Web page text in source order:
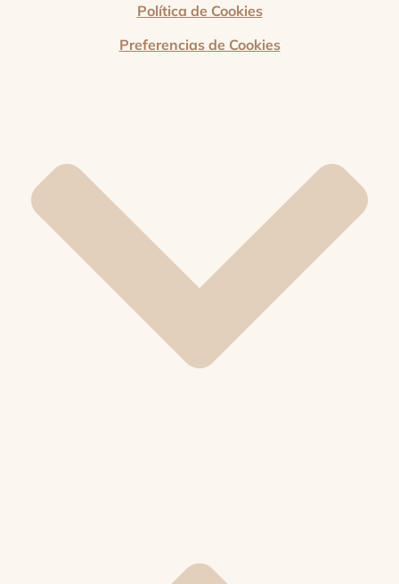
Política de Cookies
Preferencias de Cookies